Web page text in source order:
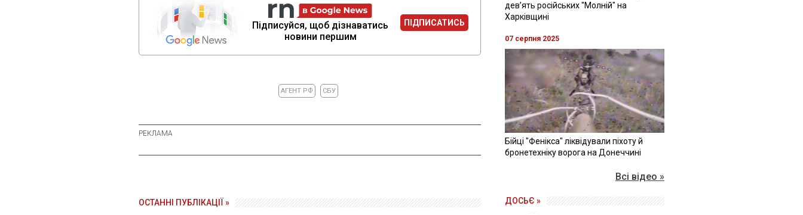
Підписуйся, щоб дізнаватись
новини першим
ПІДПИСАТИСЬ
АГЕНТ РФ СБУ
ОСТАННІ ПУБЛІКАЦІЇ »
девʼять російських "Молній" на
Харківщині
07 серпня 2025
Бійці "Фенікса" ліквідували піхоту й
бронетехніку ворога на Донеччині
Всі відео »
ДОСЬЄ »